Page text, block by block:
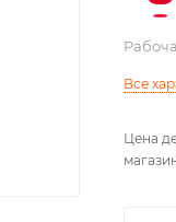
Все
Цена